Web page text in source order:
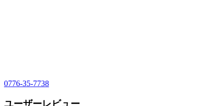
0776-35-7738
ユーザーレビュー